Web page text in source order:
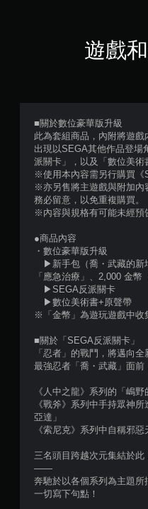
遊戲
■關於數位豪華版升級
此為套組商品，內附將遊
出現以SEGA其他作品登場
派關卡」，以及「數位美術
※使用本內容需另行購買《
※亦另售將主遊戲與附加內
務必留意，以免重複購買。
※內容與規格有可能未經預
●商品內容
・數位豪華版升級
▶新手包（喬・武藏的新
「應急治療」、2,000 金幣
▶SEGA反派關卡
▶數位美術書+原聲帶
※「金幣」為遊玩遊戲中收
■關於「SEGA反派關卡」
「忍者」的戰鬥，將邁向全
最強忍者「喬・武藏」面前
《人中之龍》系列的「嶋
《戰斧》系列中手持眾神
亞達」
《索尼克》系列中自稱邪
三名頭目跨越次元集結於
——
奔馳於以各個系列為主題
一切寫下句點！